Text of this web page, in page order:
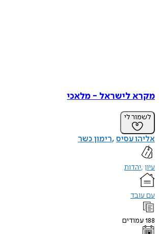
מקרא לישראל - מלאכי
לשמור לי
אליהו עסיס רימון כשר
עיון יהדות
עם עובד
188עמודים